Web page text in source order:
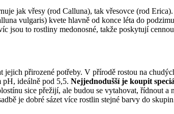
jak vřesy (rod Calluna), tak vřesovce (rod Erica).
vulgaris) kvete hlavně od konce léta do
jsou to rostliny medonosné, takže poskytují
jejich přirozené potřeby. V přírodě rostou na
pH, ideálně pod 5,5. Nejjednodušší je koupit
sice přežijí, ale budou se vytahovat, řídnout a
je dobré sázet více rostlin stejné barvy do